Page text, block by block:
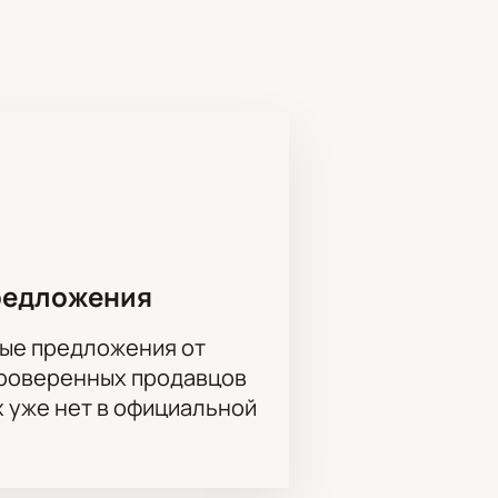
Актуальная
вариант для коллектива и
предложения от
продавцов
нет в официальной